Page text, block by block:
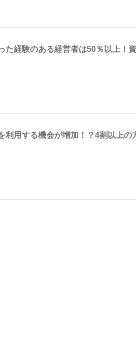
た経験のある経営者は50％以上！
用する機会が増加！？4割以上の